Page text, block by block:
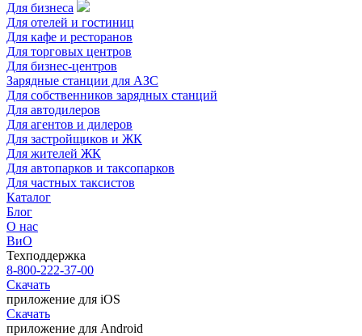
Для бизнеса
Для отелей и гостиниц
Для кафе и ресторанов
Для торговых центров
Для бизнес-центров
Зарядные станции для АЗС
Для собственников зарядных станций
Для автодилеров
Для агентов и дилеров
Для застройщиков и ЖК
Для жителей ЖК
Для автопарков и таксопарков
Для частных таксистов
Каталог
Блог
О нас
ВиО
Техподдержка
8-800-222-37-00
Скачать
приложение для iOS
Скачать
приложение для Android